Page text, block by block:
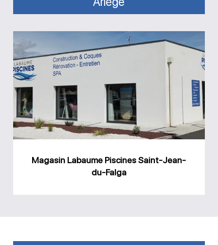
Magasin
Saint-
Jean-
du-
Falga
Magasin Labaume Piscines Saint-Jean-
du-Falga